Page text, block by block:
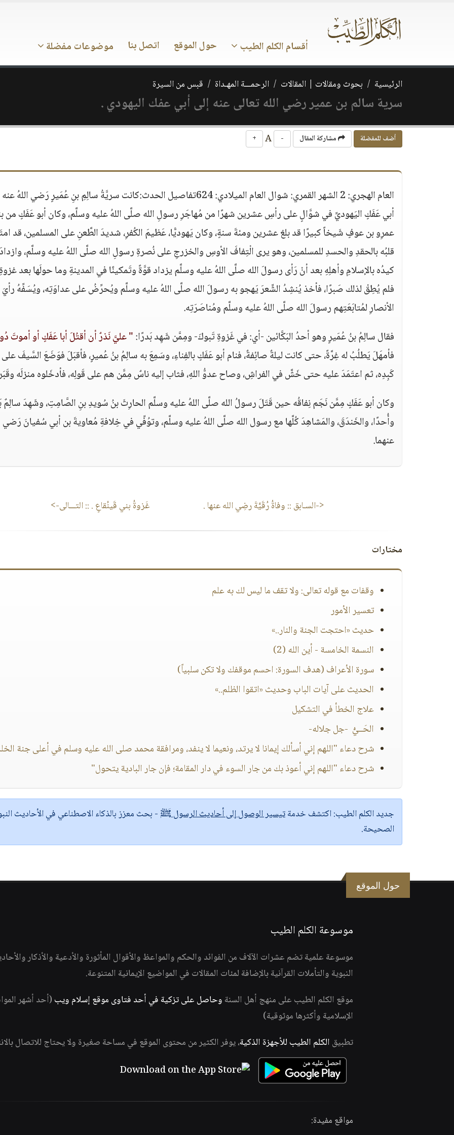
أقسام الكلم الطيب حول الموقع اتصل بنا موضوعات مفضلة
الرئيسية بحوث ومقالات | المقالات الرحمـــة المهـداة قبس من السيرة
سرية سالم بن عمير رضي الله تعالى عنه إلى أبي عفك اليهودي .
أضف للمفضلة مشاركة المقال -
+
العام الهجري: 2 الشهر القمري: شوال العام الميلادي: 624تفاصيل الحدث:كانت سريَّةُ سالِمِ بنِ عُمَيرٍ رَضي اللهُ
أبي عَفَكٍ اليَهوديِّ في شوَّالٍ على رأسِ عشرين شهرًا من مُهاجَرِ رسولِ الله صلَّى اللهُ عليه وسلَّم، وكان أبو عَفَكٍ من
عمرِو بن عوفٍ شَيخاً كبيرًا قد بلغ عشرين ومئةَ سنةٍ، وكان يَهوديًّا، عَظيمَ الكُفرِ، شديدَ الطَّعنِ على المسلمين، قد
قلبُه بالحقدِ والحسدِ للمسلمين، وهو يرى الْتِفافَ الأوسِ والخزرجِ على نُصرةِ رسولِ الله صلَّى اللهُ عليه وسلَّم،
كيدُه بالإسلامِ وأهلِهِ بعد أنْ رَأى رسولَ الله صلَّى اللهُ عليه وسلَّم يزداد قوَّةً وتَمكينًا في المدينةِ وما حولَها بعد
فلم يُطِقْ لذلك صَبرًا، فأخذ يُنشِدُ الشِّعرَ يَهجو به رسولَ الله صلَّى اللهُ عليه وسلَّم ويُحرِّضُ على عداوَتِه، ويُسَفِّهُ رأيَ
الأنصارِ لمُتابَعَتِهم رسولَ الله صلَّى اللهُ عليه وسلَّم ومُناصَرَتِه.
فقال سالِمُ بنُ عُمَيرٍ وهو أحدُ البَكَّائين -أي: في غَزوةِ تَبوكَ- ومِمَّن شَهِد بَدرًا:" عليَّ نَذرٌ أن أقتُلَ أبا عَفَكٍ أو أموتَ
فأمهَلَ يَطلُبُ له غِرَّةً، حتى كانت ليلةٌ صائِفةٌ، فنام أبو عَفَكٍ بالفِناءِ، وسَمِعَ به سالِمُ بنُ عُميرٍ، فأقبَلَ فوَضَعَ السَّيفَ على
كَبِدِه، ثم اعتَمَدَ عليه حتى خَشَّ في الفراشِ، وصاح عدوُّ اللهِ، فثاب إليه ناسٌ مِمَّن هم على قَولِه، فأدخَلوه منزلَه
وكان أبو عَفَكٍ مِمَّن نَجَم نِفاقُه حين قَتَلَ رسولُ الله صلَّى اللهُ عليه وسلَّم الحارِثَ بنُ سُويدِ بنِ الصَّامِتِ، وشَهِدَ سالِمٌ
وأُحدًا، والخَندَقَ، والمَشاهِدَ كُلَّها مع رسول الله صلَّى اللهُ عليه وسلَّم، وتوُفِّي في خِلافةِ مُعاويةَ بن أبي سُفيانَ رَضي
عنهما.
<-السـابق :: وفاةُ رُقَيَّةَ رضِي الله عنها . غَزوةُ بني قَينُقاعٍ . :: التـــالى->
مختارات
وقفات مع قوله تعالى: ولا تقف ما ليس لك به علم
تعسير الأمور
حديث «احتجت الجنة والنار..»
النسمة الخامسة - أين الله (2)
سورة الأعراف (هدف السورة: احسم موقفك ولا تكن سلبياً)
الحديث على آيات الباب وحديث «اتقوا الظلم..»
علاج الخطأ في التشكيل
الحَــيُّ -جل جلاله-
شرح دعاء "اللهم إني أسألك إيمانا لا يرتد، ونعيما لا ينفد، ومرافقة محمد صلى الله عليه وسلم في أعلى جنة
شرح دعاء "اللهم إني أعوذ بك من جار السوء في دار المقامة؛ فإن جار البادية يتحول"
جديد الكلم الطيب:اكتشف خدمةتيسير الوصول إلى أحاديث الرسول ﷺ - بحث معزز بالذكاء الاصطناعي في الأحاديث
الصحيحة.
حول الموقع
موسوعة الكلم الطيب
موسوعة علمية تضم عشرات الآلاف من الفوائد والحكم والمواعظ والأقوال المأثورة والأدعية والأذكار
النبوية والتأملات القرآنية بالإضافة لمئات المقالات في المواضيع الإيمانية المتنوعة.
موقع الكلم الطيب على منهج أهل السنة وحاصل على تزكية في أحد فتاوى موقع إسلام ويب (أحد أشهر
الإسلامية وأكثرها موثوقية)
تطبيق الكلم الطيب للأجهزة الذكية، يوفر الكثير من محتوى الموقع في مساحة صغيرة ولا يحتاج للاتصال
مواقع مفيدة: